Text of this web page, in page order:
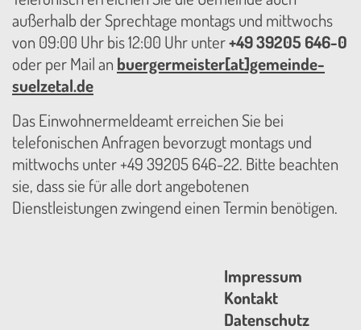
außerhalb der Sprechtage montags und mittwochs
von 09:00 Uhr bis 12:00 Uhr unter+49 39205 646-0
oder per Mail an buergermeister[at]gemeinde-
suelzetal.de
Das Einwohnermeldeamt erreichen Sie bei
telefonischen Anfragen bevorzugt montags und
mittwochs unter +49 39205 646-22. Bitte beachten
sie, dass sie für alle dort angebotenen
Dienstleistungen zwingend einen Termin benötigen.
Impressum
Kontakt
Datenschutz